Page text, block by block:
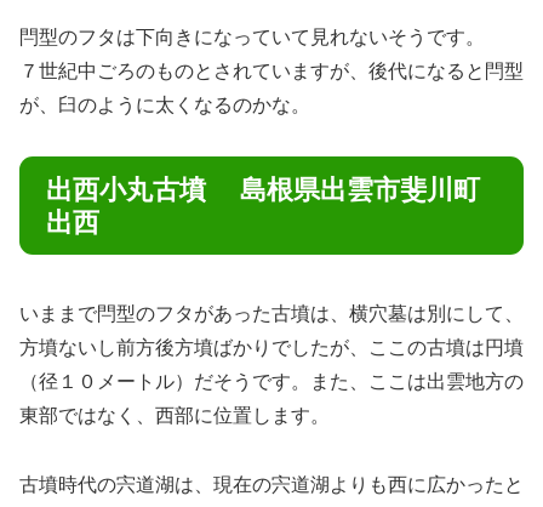
閂型のフタは下向きになっていて見れないそうです。
７世紀中ごろのものとされていますが、後代になると閂型
が、臼のように太くなるのかな。
出西小丸古墳 島根県出雲市斐川町
出西
いままで閂型のフタがあった古墳は、横穴墓は別にして、
方墳ないし前方後方墳ばかりでしたが、ここの古墳は円墳
（径１０メートル）だそうです。また、ここは出雲地方の
東部ではなく、西部に位置します。
古墳時代の宍道湖は、現在の宍道湖よりも西に広かったと